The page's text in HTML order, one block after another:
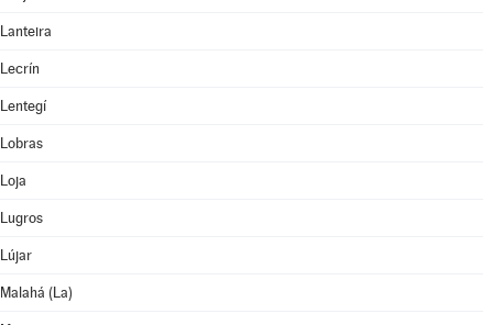
Lanteira
Lecrín
Lentegí
Lobras
Loja
Lugros
Lújar
Malahá (La)